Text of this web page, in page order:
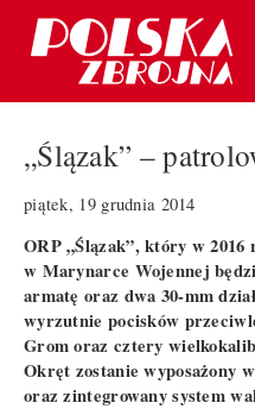
„Ślązak” –
piątek, 19 grudnia 2014
ORP „Ślązak”, który w 2016
w Marynarce Wojennej
armatę oraz dwa 30-mm
wyrzutnie pocisków
Grom oraz cztery
Okręt zostanie wyposażony
oraz zintegrowany system